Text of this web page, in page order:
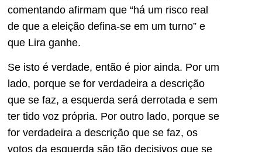
comentando afirmam que “há um risco real
de que a eleição defina-se em um turno” e
que Lira ganhe.
Se isto é verdade, então é pior ainda. Por um
lado, porque se for verdadeira a descrição
que se faz, a esquerda será derrotada e sem
ter tido voz própria. Por outro lado, porque se
for verdadeira a descrição que se faz, os
votos da esquerda são tão decisivos que se